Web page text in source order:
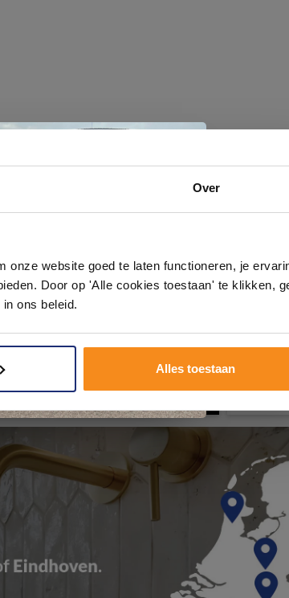
Over
onze website goed te laten functioneren, je
Door op 'Alle cookies toestaan' te klikken,
ons beleid.
Alles toestaan
en tag @megadumpnl. Samen
Doe je mee?
in onze
– van
je persoonlijk, en je vindt tegels
op eigen terrein.
verschil!